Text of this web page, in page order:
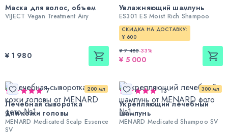
Маска для волос, объем
VIJECT Vegan Treatment Airy
¥ 1 980
Увлажняющий шампунь
ES301 ES Moist Rich Shampoo
СКИДКА НА ДОСТАВКУ:
¥ 600
¥ 7 480-33%
¥ 5 000
200 мл
7
Лечебная сыворотка
для кожи головы
MENARD Medicated Scalp Essence
SV
300 мл
13
Укрепляющий лечебный
шампунь
MENARD Medicated Shampoo SV